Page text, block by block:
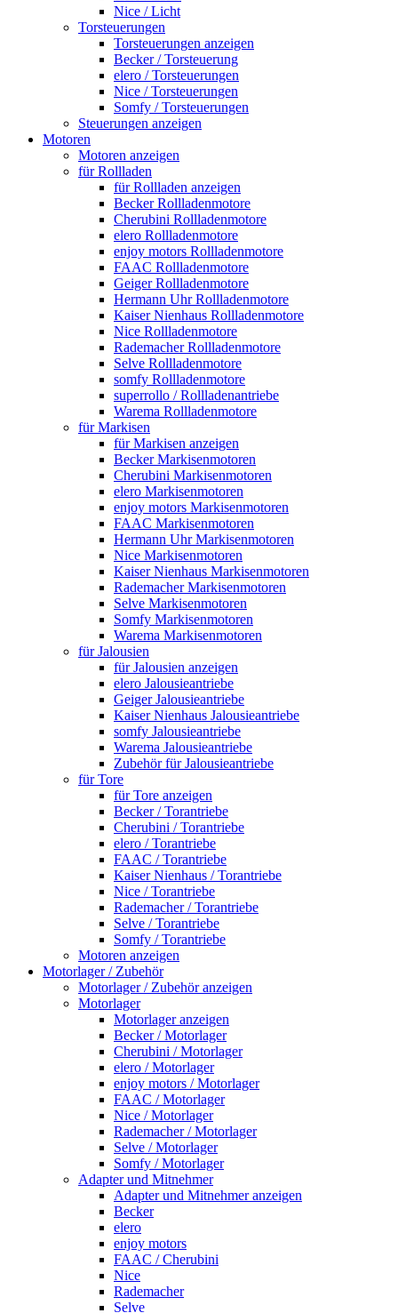
Nice / Licht
Torsteuerungen
Torsteuerungen anzeigen
Becker / Torsteuerung
elero / Torsteuerungen
Nice / Torsteuerungen
Somfy / Torsteuerungen
Steuerungen anzeigen
Motoren
Motoren anzeigen
für Rollladen
für Rollladen anzeigen
Becker Rollladenmotore
Cherubini Rollladenmotore
elero Rollladenmotore
enjoy motors Rollladenmotore
FAAC Rollladenmotore
Geiger Rollladenmotore
Hermann Uhr Rollladenmotore
Kaiser Nienhaus Rollladenmotore
Nice Rollladenmotore
Rademacher Rollladenmotore
Selve Rollladenmotore
somfy Rollladenmotore
superrollo / Rollladenantriebe
Warema Rollladenmotore
für Markisen
für Markisen anzeigen
Becker Markisenmotoren
Cherubini Markisenmotoren
elero Markisenmotoren
enjoy motors Markisenmotoren
FAAC Markisenmotoren
Hermann Uhr Markisenmotoren
Nice Markisenmotoren
Kaiser Nienhaus Markisenmotoren
Rademacher Markisenmotoren
Selve Markisenmotoren
Somfy Markisenmotoren
Warema Markisenmotoren
für Jalousien
für Jalousien anzeigen
elero Jalousieantriebe
Geiger Jalousieantriebe
Kaiser Nienhaus Jalousieantriebe
somfy Jalousieantriebe
Warema Jalousieantriebe
Zubehör für Jalousieantriebe
für Tore
für Tore anzeigen
Becker / Torantriebe
Cherubini / Torantriebe
elero / Torantriebe
FAAC / Torantriebe
Kaiser Nienhaus / Torantriebe
Nice / Torantriebe
Rademacher / Torantriebe
Selve / Torantriebe
Somfy / Torantriebe
Motoren anzeigen
Motorlager / Zubehör
Motorlager / Zubehör anzeigen
Motorlager
Motorlager anzeigen
Becker / Motorlager
Cherubini / Motorlager
elero / Motorlager
enjoy motors / Motorlager
FAAC / Motorlager
Nice / Motorlager
Rademacher / Motorlager
Selve / Motorlager
Somfy / Motorlager
Adapter und Mitnehmer
Adapter und Mitnehmer anzeigen
Becker
elero
enjoy motors
FAAC / Cherubini
Nice
Rademacher
Selve